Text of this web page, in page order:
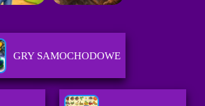
GRY SAMOCHODOWE